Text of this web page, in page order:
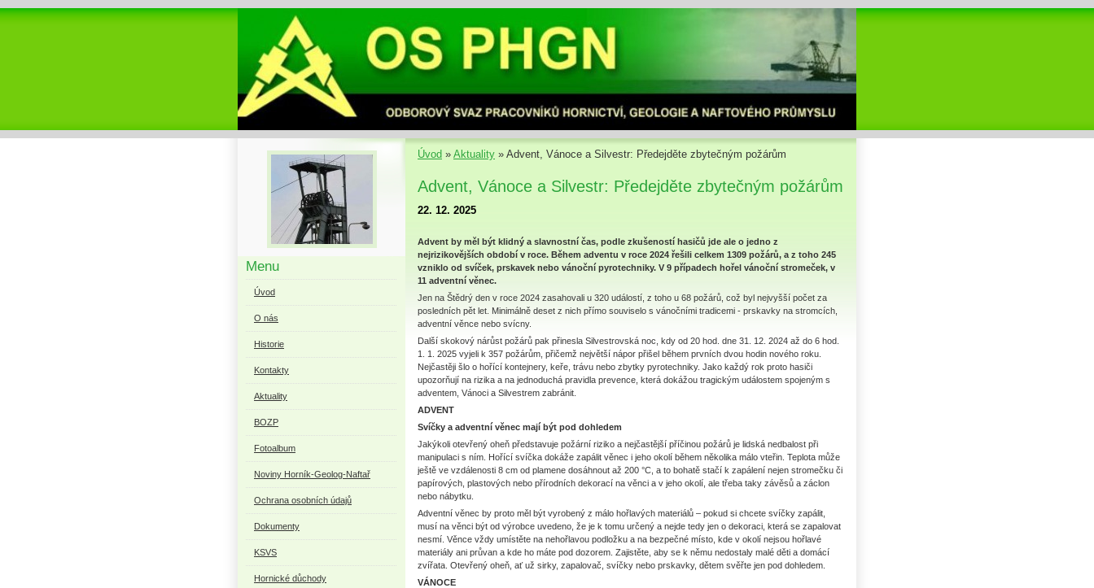
Úvod » Aktuality » Advent, Vánoce a Silvestr: Předejděte zbytečným požárům
Advent, Vánoce a Silvestr: Předejděte zbytečným požárům
22. 12. 2025
Advent by měl být klidný a slavnostní čas, podle zkušeností hasičů jde ale o jedno z
nejrizikovějších období v roce. Během adventu v roce 2024 řešili celkem 1309 požárů, a z toho 245
vzniklo od svíček, prskavek nebo vánoční pyrotechniky. V 9 případech hořel vánoční stromeček, v
11 adventní věnec.
Jen na Štědrý den v roce 2024 zasahovali u 320 událostí, z toho u 68 požárů, což byl nejvyšší počet za
posledních pět let. Minimálně deset z nich přímo souviselo s vánočními tradicemi - prskavky na stromcích,
adventní věnce nebo svícny.
Další skokový nárůst požárů pak přinesla Silvestrovská noc, kdy od 20 hod. dne 31. 12. 2024 až do 6 hod.
1. 1. 2025 vyjeli k 357 požárům, přičemž největší nápor přišel během prvních dvou hodin nového roku.
Nejčastěji šlo o hořící kontejnery, keře, trávu nebo zbytky pyrotechniky. Jako každý rok proto hasiči
upozorňují na rizika a na jednoduchá pravidla prevence, která dokážou tragickým událostem spojeným s
adventem, Vánoci a Silvestrem zabránit.
ADVENT
Svíčky a adventní věnec mají být pod dohledem
Jakýkoli otevřený oheň představuje požární riziko a nejčastější příčinou požárů je lidská nedbalost při
manipulaci s ním. Hořící svíčka dokáže zapálit věnec i jeho okolí během několika málo vteřin. Teplota může
ještě ve vzdálenosti 8 cm od plamene dosáhnout až 200 °C, a to bohatě stačí k zapálení nejen stromečku či
papírových, plastových nebo přírodních dekorací na věnci a v jeho okolí, ale třeba taky závěsů a záclon
nebo nábytku.
Adventní věnec by proto měl být vyrobený z málo hořlavých materiálů – pokud si chcete svíčky zapálit,
musí na věnci být od výrobce uvedeno, že je k tomu určený a nejde tedy jen o dekoraci, která se zapalovat
nesmí. Věnce vždy umístěte na nehořlavou podložku a na bezpečné místo, kde v okolí nejsou hořlavé
materiály ani průvan a kde ho máte pod dozorem. Zajistěte, aby se k němu nedostaly malé děti a domácí
zvířata. Otevřený oheň, ať už sirky, zapalovač, svíčky nebo prskavky, dětem svěřte jen pod dohledem.
VÁNOCE
Menu
Úvod
O nás
Historie
Kontakty
Aktuality
BOZP
Fotoalbum
Noviny Horník-Geolog-Naftař
Ochrana osobních údajů
Dokumenty
KSVS
Hornické důchody